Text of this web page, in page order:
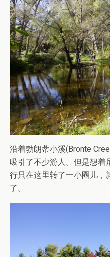
沿着勃朗蒂小溪(Bronte
吸引了不少游人。但是想着
行只在这里转了一小圈儿，
了。